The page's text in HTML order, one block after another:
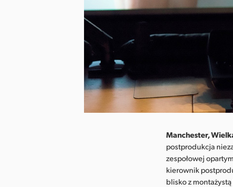
Manchester,
postprodukcja
zespołowej
kierownik
blisko z